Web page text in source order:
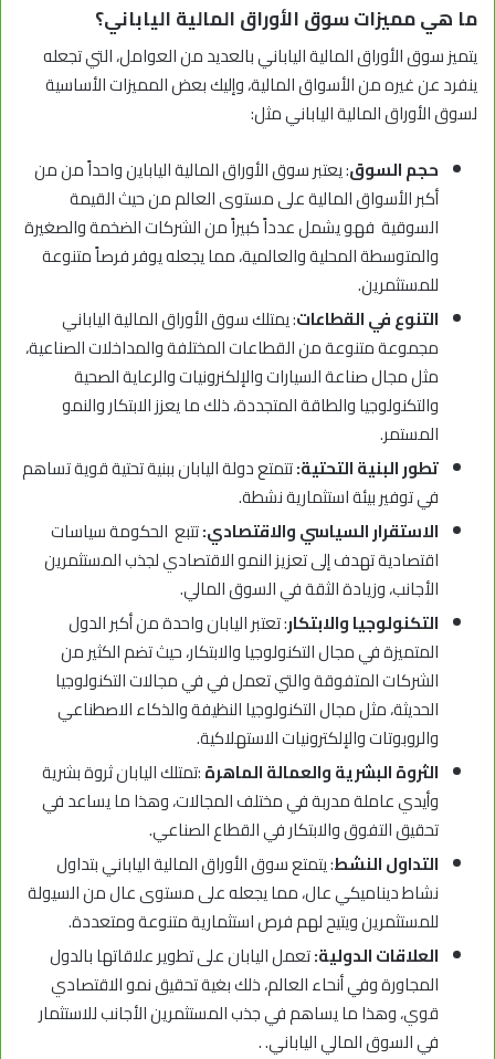
ما هي مميزات سوق الأوراق المالية الياباني؟
يتميز سوق الأوراق المالية الياباني بالعديد من العوامل، التي تجعله
ينفرد عن غيره من الأسواق المالية، وإليك بعض المميزات الأساسية
لسوق الأوراق المالية الياباني مثل:
حجم السوق: يعتبر سوق الأوراق المالية الياباين واحداً من من
أكبر الأسواق المالية على مستوى العالم من حيث القيمة
السوقية فهو يشمل عدداً كبيراً من الشركات الضخمة والصغيرة
والمتوسطة المحلية والعالمية، مما يجعله يوفر فرصاً متنوعة
للمستثمرين.
التنوع في القطاعات: يمتلك سوق الأوراق المالية الياباني
مجموعة متنوعة من القطاعات المختلفة والمداخلات الصناعية،
مثل مجال صناعة السيارات والإلكنرونيات والرعاية الصحية
والتكنولوجيا والطاقة المتجددة، ذلك ما يعزز الابتكار والنمو
المستمر.
تطور البنية التحتية:تتمتع دولة اليابان ببنية تحتية قوية تساهم
في توفير بيئة استثمارية نشطة.
الاستقرار السياسي والاقتصادي:تتبع الحكومة سياسات
اقتصادية تهدف إلى تعزيز النمو الاقتصادي لجذب المستثمرين
الأجانب، وزيادة الثقة في السوق المالي.
التكنولوجيا والابتكار: تعتبر اليابان واحدة من أكبر الدول
المتميزة في مجال التكنولوجيا والابتكار، حيث تضم الكثير من
الشركات المتفوقة والتي تعمل في في مجالات التكنولوجيا
الحديثة، مثل مجال التكنولوجيا النظيفة والذكاء الاصطناعي
والروبوتات والإلكترونيات الاستهلاكية.
الثروة البشرية والعمالة الماهرة:تمتلك اليابان ثروة بشرية
وأيدي عاملة مدربة في مختلف المجالات، وهذا ما يساعد في
تحقيق التفوق والابتكار في القطاع الصناعي.
التداول النشط: يتمتع سوق الأوراق المالية الياباني بتداول
نشاط ديناميكي عال، مما يجعله على مستوى عال من السيولة
للمستثمرين ويتيح لهم فرص استثمارية متنوعة ومتعددة.
العلاقات الدولية:تعمل اليابان على تطوير علاقاتها بالدول
المجاورة وفي أنحاء العالم، ذلك بغية تحقيق نمو الاقتصادي
قوي، وهذا ما يساهم في جذب المستثمرين الأجانب للاستثمار
في السوق المالي الياباني. .